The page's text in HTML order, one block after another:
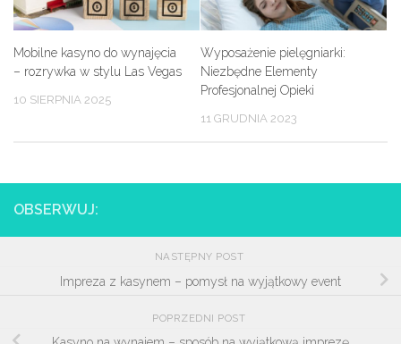
Mobilne kasyno do wynajęcia
– rozrywka w stylu Las Vegas
10 SIERPNIA 2025
Wyposażenie pielęgniarki:
Niezbędne Elementy
Profesjonalnej Opieki
11 GRUDNIA 2023
OBSERWUJ:
NASTĘPNY POST
Impreza z kasynem – pomysł na wyjątkowy event
POPRZEDNI POST